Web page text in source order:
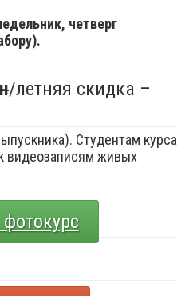
четверг
/летняя скидка –
Студентам курса
видеозаписям живых